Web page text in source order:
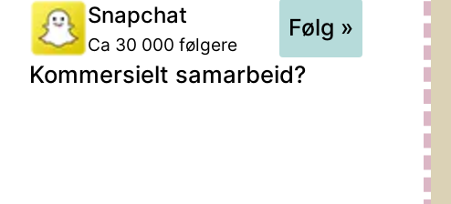
Snapchat
Ca 30 000 følgere
Følg »
Kommersielt samarbeid?